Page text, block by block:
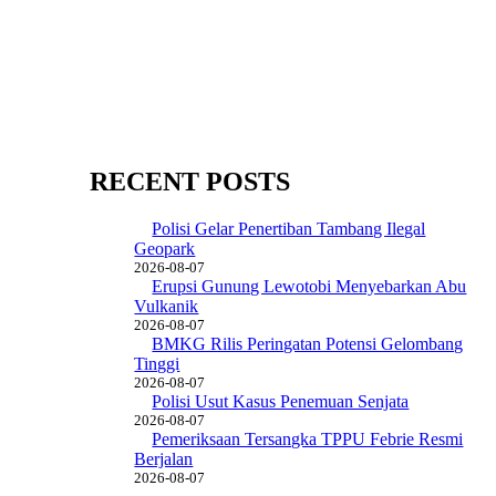
RECENT POSTS
Polisi Gelar Penertiban Tambang Ilegal
Geopark
2026-08-07
Erupsi Gunung Lewotobi Menyebarkan Abu
Vulkanik
2026-08-07
BMKG Rilis Peringatan Potensi Gelombang
Tinggi
2026-08-07
Polisi Usut Kasus Penemuan Senjata
2026-08-07
Pemeriksaan Tersangka TPPU Febrie Resmi
Berjalan
2026-08-07